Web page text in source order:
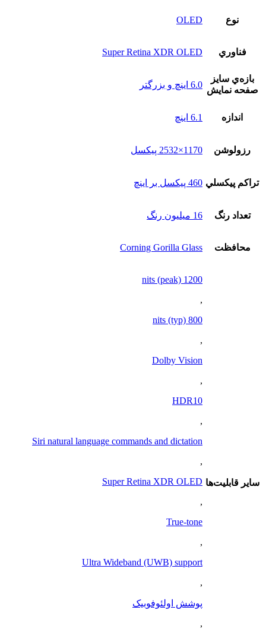
نوع OLED
فناوري Super Retina XDR OLED
بازه‌ي سايز
صفحه نمايش
6.0 اینچ و بزرگتر
اندازه 6.1 اینچ
رزولوشن 1170×2532 پیکسل
تراکم پيکسلي 460 پیکسل بر اینچ
تعداد رنگ 16 ميليون رنگ
محافظت Corning Gorilla Glass
ساير قابليت‌ها
1200 nits (peak)
,
800 nits (typ)
,
Dolby Vision
,
HDR10
,
Siri natural language commands and dictation
,
Super Retina XDR OLED
,
True-tone
,
Ultra Wideband (UWB) support
,
پوشش اولئوفوبیک
,